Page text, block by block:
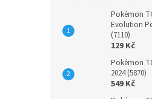
Pokémon
Evolution
(7110)
129 Kč
Pokémon
2024 (5870)
549 Kč